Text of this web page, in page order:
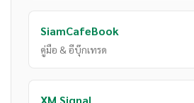
SiamCafeBook
คู่มือ & อีบุ๊กเทรด
XM Signal